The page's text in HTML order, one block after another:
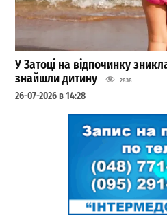
У Затоці на відпочинку
знайшли дитину
2838
26-07-2026 в 14:28